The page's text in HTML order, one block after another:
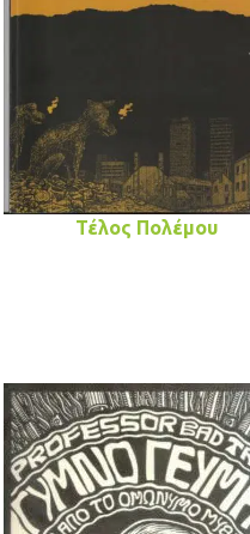
Τέλος Πολέμου